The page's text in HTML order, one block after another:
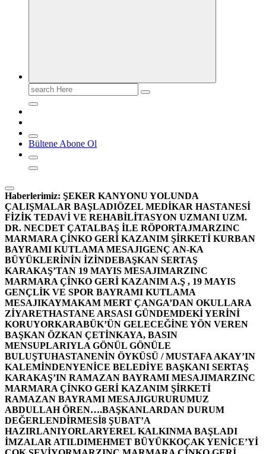
Search
for:
Bültene Abone Ol
Haberlerimiz: ŞEKER KANYONU YOLUNDA
ÇALIŞMALAR BAŞLADIÖZEL MEDİKAR HASTANESİ
FİZİK TEDAVİ VE REHABİLİTASYON UZMANI UZM.
DR. NECDET ÇATALBAŞ İLE RÖPORTAJMARZINC
MARMARA ÇİNKO GERİ KAZANIM ŞİRKETİ KURBAN
BAYRAMI KUTLAMA MESAJIGENÇ AN-KA
BÜYÜKLERİNİN İZİNDEBAŞKAN SERTAŞ
KARAKAŞ’TAN 19 MAYIS MESAJIMARZINC
MARMARA ÇİNKO GERİ KAZANIM A.Ş , 19 MAYIS
GENÇLİK VE SPOR BAYRAMI KUTLAMA
MESAJIKAYMAKAM MERT ÇANGA’DAN OKULLARA
ZİYARETHASTANE ARSASI GÜNDEMDEKİ YERİNİ
KORUYORKARABÜK’ÜN GELECEĞİNE YÖN VEREN
BAŞKAN ÖZKAN ÇETİNKAYA, BASIN
MENSUPLARIYLA GÖNÜL GÖNÜLE
BULUŞTUHASTANENİN ÖYKÜSÜ / MUSTAFA AKAY’IN
KALEMİNDENYENİCE BELEDİYE BAŞKANI SERTAŞ
KARAKAŞ’IN RAMAZAN BAYRAMI MESAJIMARZINC
MARMARA ÇİNKO GERİ KAZANIM ŞİRKETİ
RAMAZAN BAYRAMI MESAJIGURURUMUZ
ABDULLAH ÖREN….BAŞKANLARDAN DURUM
DEĞERLENDİRMESİ8 ŞUBAT’A
HAZIRLANIYORLARYEREL KALKINMA BAŞLADI
İMZALAR ATILDIMEHMET BÜYÜKKOÇAK YENİCE’Yİ